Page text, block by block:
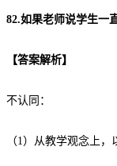
82.如果老师说学生一
【答案解析】
不认同：
（1）从教学观念上